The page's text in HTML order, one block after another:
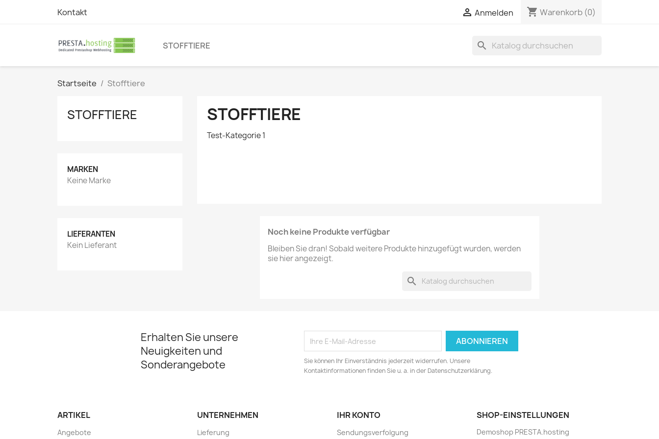
Kontakt  Anmelden shopping_cart Warenkorb (0)
STOFFTIERE search
Startseite Stofftiere
STOFFTIERE
MARKEN
Keine Marke
LIEFERANTEN
Kein Lieferant
STOFFTIERE
Test-Kategorie 1
Noch keine Produkte verfügbar
Bleiben Sie dran! Sobald weitere Produkte hinzugefügt wurden, werden
sie hier angezeigt.
search
Erhalten Sie unsere
Neuigkeiten und
Sonderangebote
Sie können Ihr Einverständnis jederzeit widerrufen. Unsere
Kontaktinformationen finden Sie u. a. in der Datenschutzerklärung.
ARTIKEL
Angebote
UNTERNEHMEN
Lieferung
IHR KONTO
Sendungsverfolgung
SHOP-EINSTELLUNGEN
Demoshop PRESTA.hosting